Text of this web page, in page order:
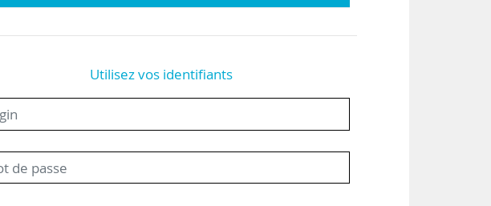
Utilisez vos identifiants